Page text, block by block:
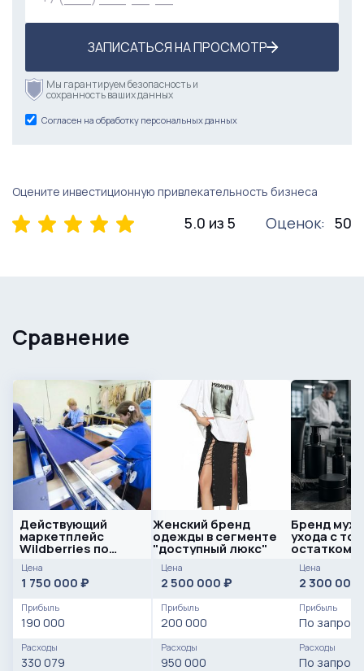
ЗАПИСАТЬСЯ НА ПРОСМОТР
Мы гарантируем безопасность и
сохранность ваших данных
Согласен на обработку персональных данных
Оцените инвестиционную привлекательность бизнеса
5.0 из 5 Оценок: 50
Сравнение
Действующий
маркетплейс
Wildberries по
пошиву и продажи
одежды (тренд)
Цена
1 750 000 ₽
Прибыль
190 000
Расходы
330 079
Женский бренд
одежды в сегменте
"доступный люкс"
Цена
2 500 000 ₽
Прибыль
200 000
Расходы
950 000
Бренд
ухода с
остатком
Цена
2 300 000
Прибыль
По запросу
Расходы
По запросу